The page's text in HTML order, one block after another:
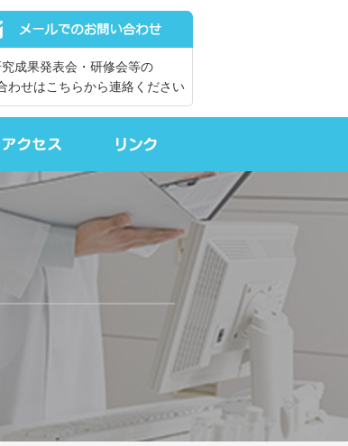
成果発表会・研修会等の
わせはこちらから連絡ください